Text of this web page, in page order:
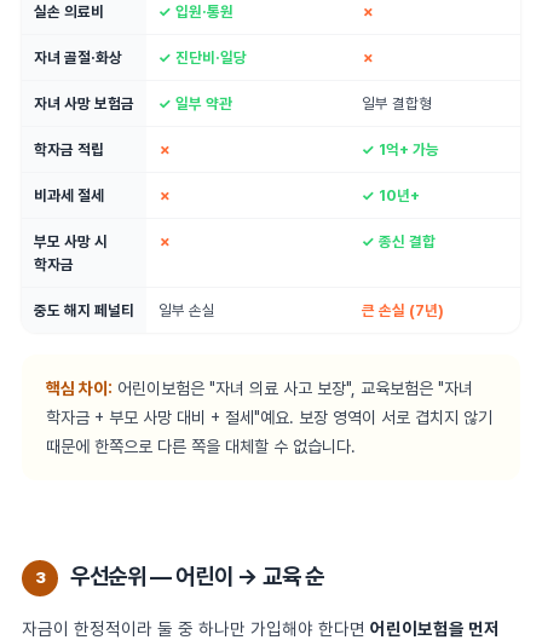
실손 의료비 ✓ 입원·통원 ✗
자녀 골절·화상 ✓ 진단비·일당 ✗
자녀 사망 보험금 ✓ 일부 약관 일부 결합형
학자금 적립 ✗ ✓ 1억+ 가능
비과세 절세 ✗ ✓ 10년+
부모 사망 시
학자금
✗ ✓ 종신 결합
중도 해지 페널티 일부 손실 큰 손실 (7년)
핵심 차이: 어린이보험은 "자녀 의료 사고 보장", 교육보험은 "자녀
학자금 + 부모 사망 대비 + 절세"예요. 보장 영역이 서로 겹치지 않기
때문에 한쪽으로 다른 쪽을 대체할 수 없습니다.
3 우선순위 — 어린이 → 교육 순
자금이 한정적이라 둘 중 하나만 가입해야 한다면 어린이보험을 먼저